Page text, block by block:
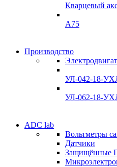
Кварцевый
A75
Производство
УЛ-042-18-
УЛ-062-18-
ADC lab
Вольтметры
Датчики
Защищённые